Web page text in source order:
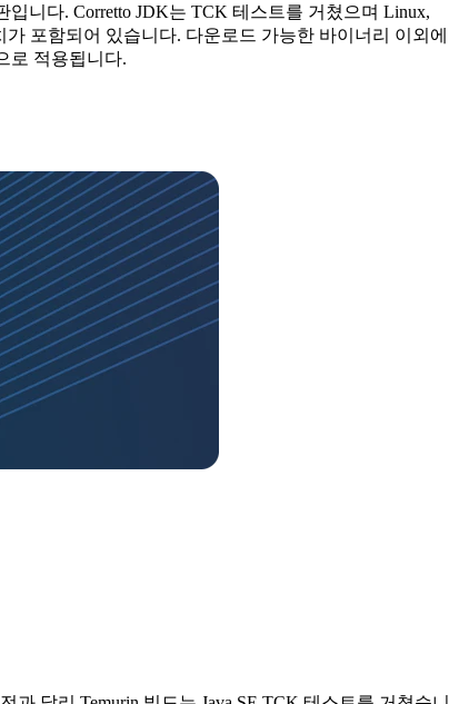
니다. Corretto JDK는 TCK 테스트를 거쳤으며 Linux,
포함되어 있습니다. 다운로드 가능한 바이너리 이외에
로 적용됩니다.